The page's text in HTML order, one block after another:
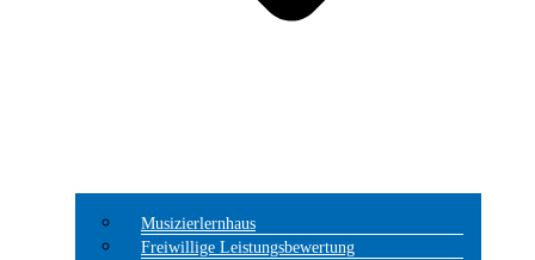
Musizierlernhaus
Freiwillige Leistungsbewertung